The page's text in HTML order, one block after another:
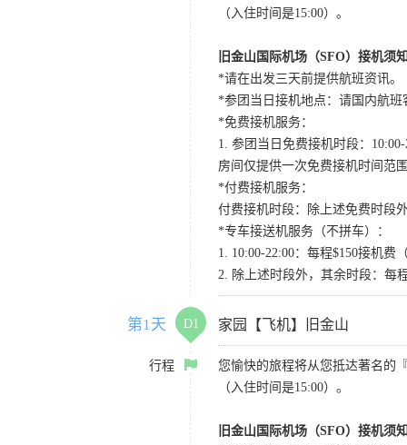
（入住时间是15:00）。
旧金山国际机场（SFO）接机须
*请在出发三天前提供航班资讯。
*参团当日接机地点：请国内航班
*免费接机服务：
1. 参团当日免费接机时段：
房间仅提供一次免费接机时间范
*付费接机服务：
付费接机时段：除上述免费时段
*专车接送机服务（不拼车）：
1. 10:00-22:00：每程$150接机
2. 除上述时段外，其余时段：每
第1天 D1 家园【飞机】旧金山
行程
您愉快的旅程将从您抵达著名的
（入住时间是15:00）。
旧金山国际机场（SFO）接机须